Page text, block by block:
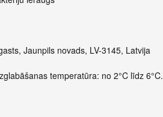
Jaunpils novads, LV-3145, Latvija
temperatūra: no 2°C līdz 6°C.